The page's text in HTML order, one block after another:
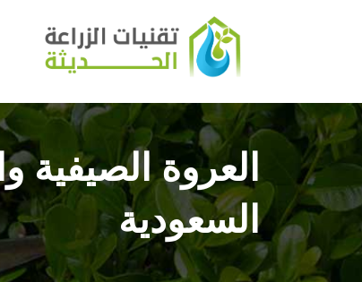
العروة الصيفية
السعودية